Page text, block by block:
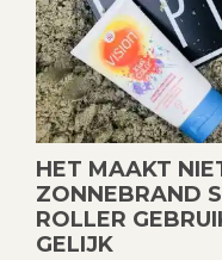
HET MAAKT
ZONNEBRAND
ROLLER
GELIJK